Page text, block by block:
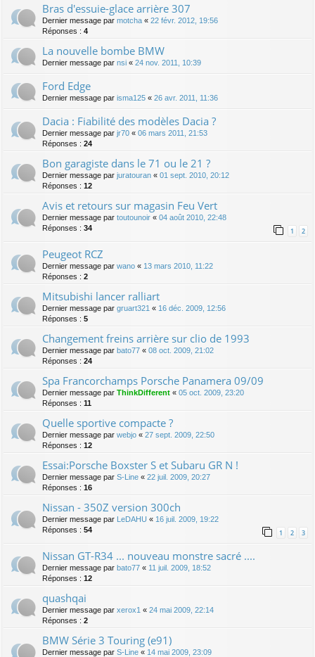
Bras d'essuie-glace arrière 307
Dernier message par motcha « 22 févr. 2012, 19:56
Réponses : 4
La nouvelle bombe BMW
Dernier message par nsi « 24 nov. 2011, 10:39
Ford Edge
Dernier message par isma125 « 26 avr. 2011, 11:36
Dacia : Fiabilité des modèles Dacia ?
Dernier message par jr70 « 06 mars 2011, 21:53
Réponses : 24
Bon garagiste dans le 71 ou le 21 ?
Dernier message par juratouran « 01 sept. 2010, 20:12
Réponses : 12
Avis et retours sur magasin Feu Vert
Dernier message par toutounoir « 04 août 2010, 22:48
Réponses : 34 1 2
Peugeot RCZ
Dernier message par wano « 13 mars 2010, 11:22
Réponses : 2
Mitsubishi lancer ralliart
Dernier message par gruart321 « 16 déc. 2009, 12:56
Réponses : 5
Changement freins arrière sur clio de 1993
Dernier message par bato77 « 08 oct. 2009, 21:02
Réponses : 24
Spa Francorchamps Porsche Panamera 09/09
Dernier message par ThinkDifferent « 05 oct. 2009, 23:20
Réponses : 11
Quelle sportive compacte ?
Dernier message par webjo « 27 sept. 2009, 22:50
Réponses : 12
Essai:Porsche Boxster S et Subaru GR N !
Dernier message par S-Line « 22 juil. 2009, 20:27
Réponses : 16
Nissan - 350Z version 300ch
Dernier message par LeDAHU « 16 juil. 2009, 19:22
Réponses : 54 1 2 3
Nissan GT-R34 ... nouveau monstre sacré ....
Dernier message par bato77 « 11 juil. 2009, 18:52
Réponses : 12
quashqai
Dernier message par xerox1 « 24 mai 2009, 22:14
Réponses : 2
BMW Série 3 Touring (e91)
Dernier message par S-Line « 14 mai 2009, 23:09